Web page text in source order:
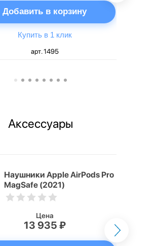
Добавить в корзину
Купить в 1 клик
арт. 1495
Аксессуары
Наушники Apple AirPods Pro
MagSafe (2021)
Цена
13 935 ₽